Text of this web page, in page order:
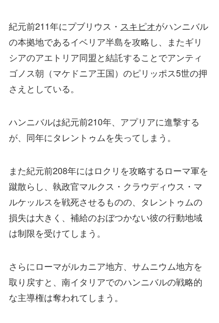
紀元前211年にプブリウス・ スキピオがハンニバル
の本拠地であるイベリア半島を攻略し、またギリ
シアのアエトリア同盟と結託することでアンティ
ゴノス朝（マケドニア王国）のピリッポス5世の押
さえとしている。
ハンニバルは紀元前210年、アプリアに進撃する
が、同年にタレントゥムを失ってしまう。
また紀元前208年にはロクリを攻略するローマ軍を
蹴散らし、執政官マルクス・クラウディウス・マ
ルケッルスを戦死させるものの、タレントゥムの
損失は大きく、補給のおぼつかない彼の行動地域
は制限を受けてしまう。
さらにローマがルカニア地方、サムニウム地方を
取り戻すと、南イタリアでのハンニバルの戦略的
な主導権は奪われてしまう。